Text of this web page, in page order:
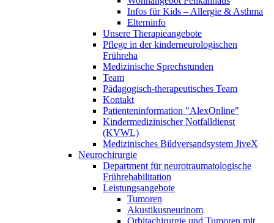
Infos für Kids – Allergie & Asthma
Elterninfo
Unsere Therapieangebote
Pflege in der kinderneurologischen
Frühreha
Medizinische Sprechstunden
Team
Pädagogisch-therapeutisches Team
Kontakt
Patienteninformation "AlexOnline"
Kindermedizinischer Notfalldienst
(KVWL)
Medizinisches Bildversandsystem JiveX
Neurochirurgie
Department für neurotraumatologische
Frührehabilitation
Leistungsangebote
Tumoren
Akustikusneurinom
Orbitachirurgie und Tumoren mit